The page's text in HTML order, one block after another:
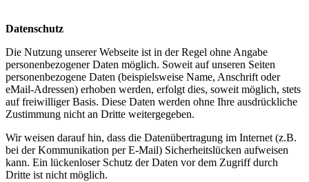
Datenschutz
Die Nutzung unserer Webseite ist in der Regel ohne Angabe
personenbezogener Daten möglich. Soweit auf unseren Seiten
personenbezogene Daten (beispielsweise Name, Anschrift oder
eMail-Adressen) erhoben werden, erfolgt dies, soweit möglich, stets
auf freiwilliger Basis. Diese Daten werden ohne Ihre ausdrückliche
Zustimmung nicht an Dritte weitergegeben.
Wir weisen darauf hin, dass die Datenübertragung im Internet (z.B.
bei der Kommunikation per E-Mail) Sicherheitslücken aufweisen
kann. Ein lückenloser Schutz der Daten vor dem Zugriff durch
Dritte ist nicht möglich.